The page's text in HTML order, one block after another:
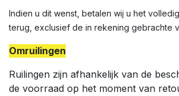
Indien u dit wenst, betalen wij u het
terug, exclusief de in rekening gebrachte
Omruilingen
Ruilingen zijn afhankelijk van de
de voorraad op het moment van